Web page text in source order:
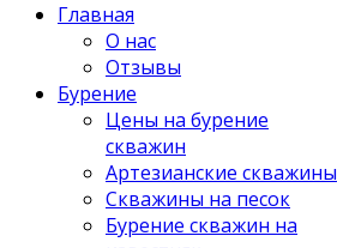
Главная
О нас
Отзывы
Бурение
Цены на бурение
скважин
Артезианские скважины
Скважины на песок
Бурение скважин на